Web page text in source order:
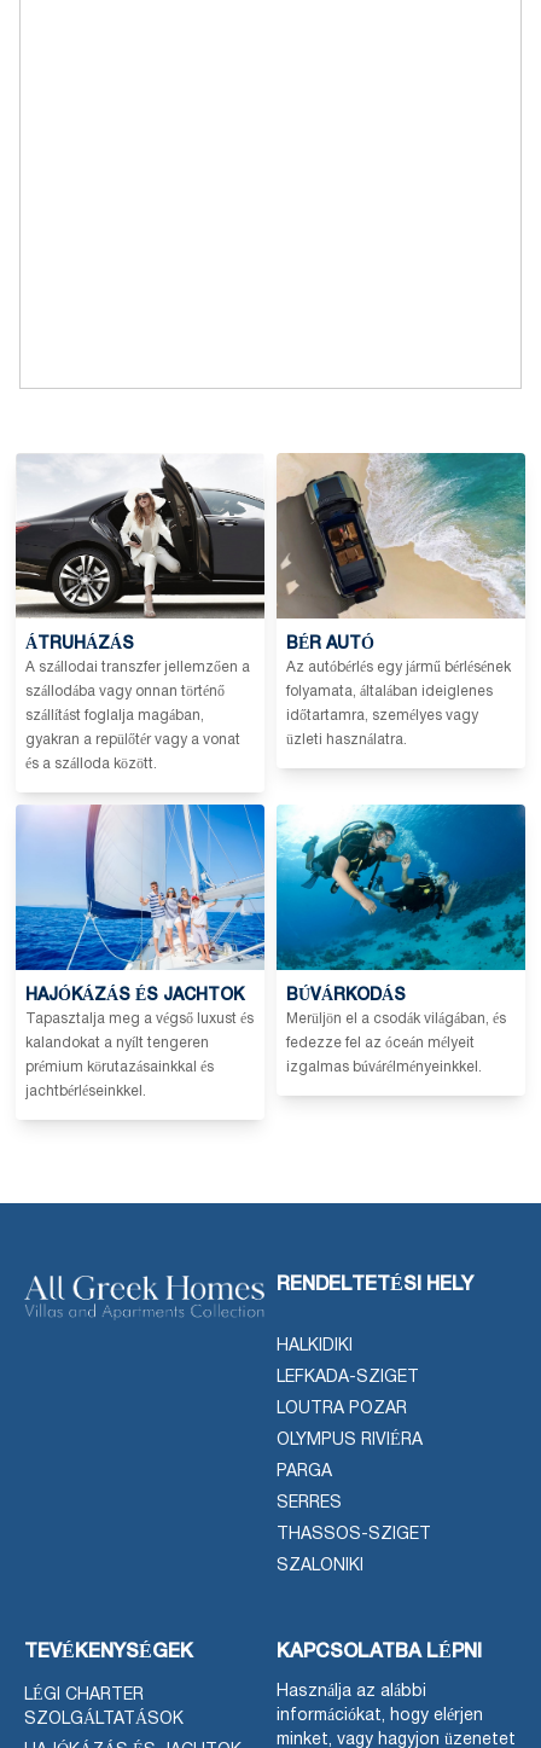
ÁTRUHÁZÁS
A szállodai transzfer jellemzően a
szállodába vagy onnan történő
szállítást foglalja magában,
gyakran a repülőtér vagy a vonat
és a szálloda között.
BÉR AUTÓ
Az autóbérlés egy jármű bérlésének
folyamata, általában ideiglenes
időtartamra, személyes vagy
üzleti használatra.
HAJÓKÁZÁS ÉS JACHTOK
Tapasztalja meg a végső luxust és
kalandokat a nyílt tengeren
prémium körutazásainkkal és
jachtbérléseinkkel.
BÚVÁRKODÁS
Merüljön el a csodák világában, és
fedezze fel az óceán mélyeit
izgalmas búvárélményeinkkel.
RENDELTETÉSI HELY
HALKIDIKI
LEFKADA-SZIGET
LOUTRA POZAR
OLYMPUS RIVIÉRA
PARGA
SERRES
THASSOS-SZIGET
SZALONIKI
TEVÉKENYSÉGEK
LÉGI CHARTER
SZOLGÁLTATÁSOK
KAPCSOLATBA LÉPNI
Használja az alábbi
információkat, hogy elérjen
minket, vagy hagyjon üzenetet